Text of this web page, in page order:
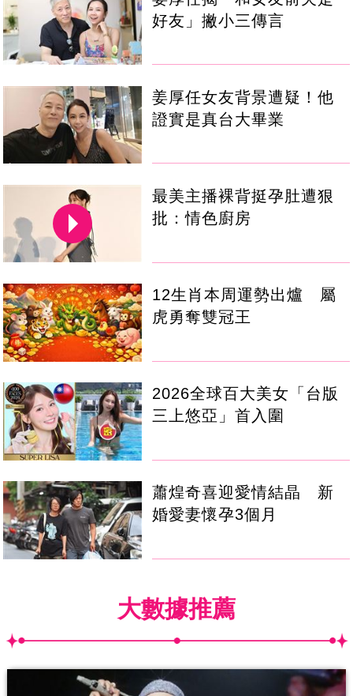
好友」撇小三傳言
姜厚任女友背景遭疑！他
證實是真台大畢業
最美主播裸背挺孕肚遭狠
批：情色廚房
12生肖本周運勢出爐 屬
虎勇奪雙冠王
2026全球百大美女「台版
三上悠亞」首入圍
蕭煌奇喜迎愛情結晶 新
婚愛妻懷孕3個月
大數據推薦